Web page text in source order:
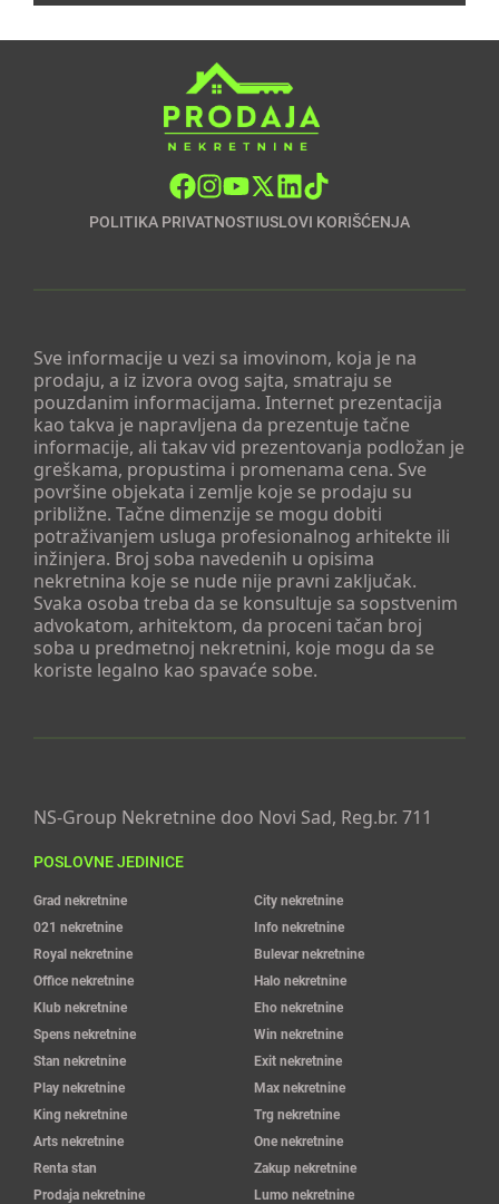
POLITIKA PRIVATNOSTIUSLOVI KORIŠĆENJA
Sve informacije u vezi sa imovinom, koja je na
prodaju, a iz izvora ovog sajta, smatraju se
pouzdanim informacijama. Internet prezentacija
kao takva je napravljena da prezentuje tačne
informacije, ali takav vid prezentovanja podložan je
greškama, propustima i promenama cena. Sve
površine objekata i zemlje koje se prodaju su
približne. Tačne dimenzije se mogu dobiti
potraživanjem usluga profesionalnog arhitekte ili
inžinjera. Broj soba navedenih u opisima
nekretnina koje se nude nije pravni zaključak.
Svaka osoba treba da se konsultuje sa sopstvenim
advokatom, arhitektom, da proceni tačan broj
soba u predmetnoj nekretnini, koje mogu da se
koriste legalno kao spavaće sobe.
NS-Group Nekretnine doo Novi Sad, Reg.br. 711
POSLOVNE JEDINICE
Grad nekretnine
City nekretnine
021 nekretnine
Info nekretnine
Royal nekretnine
Bulevar nekretnine
Office nekretnine
Halo nekretnine
Klub nekretnine
Eho nekretnine
Spens nekretnine
Win nekretnine
Stan nekretnine
Exit nekretnine
Play nekretnine
Max nekretnine
King nekretnine
Trg nekretnine
Arts nekretnine
One nekretnine
Renta stan
Zakup nekretnine
Prodaja nekretnine
Lumo nekretnine